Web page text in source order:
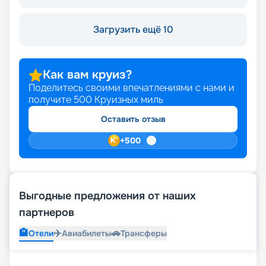
Загрузить ещё 10
Как вам круиз?
Поделитесь своими впечатлениями с нами и
получите 500 Круизных миль
Оставить отзыв
+500
Выгодные предложения от наших
партнеров
🏨Отели✈️Авиабилеты🚗Трансферы